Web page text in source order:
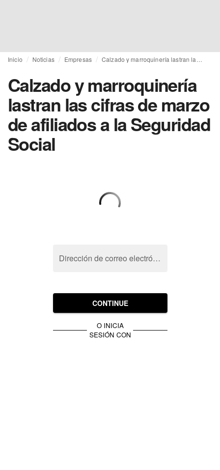
Inicio Noticias Empresas
Calzado y marroquinería
lastran las cifras de marzo
de afiliados a la Seguridad
Social
Dirección de correo electrónico
CONTINUE
O INICIA
SESIÓN CON